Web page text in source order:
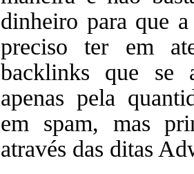
dinheiro para que
preciso ter em
backlinks que se
apenas pela
em spam, mas
através das ditas